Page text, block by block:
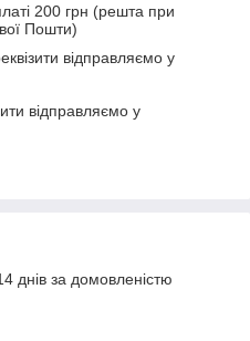
200 грн (решта при
Пошти)
відправляємо у
відправляємо у
днів за домовленістю